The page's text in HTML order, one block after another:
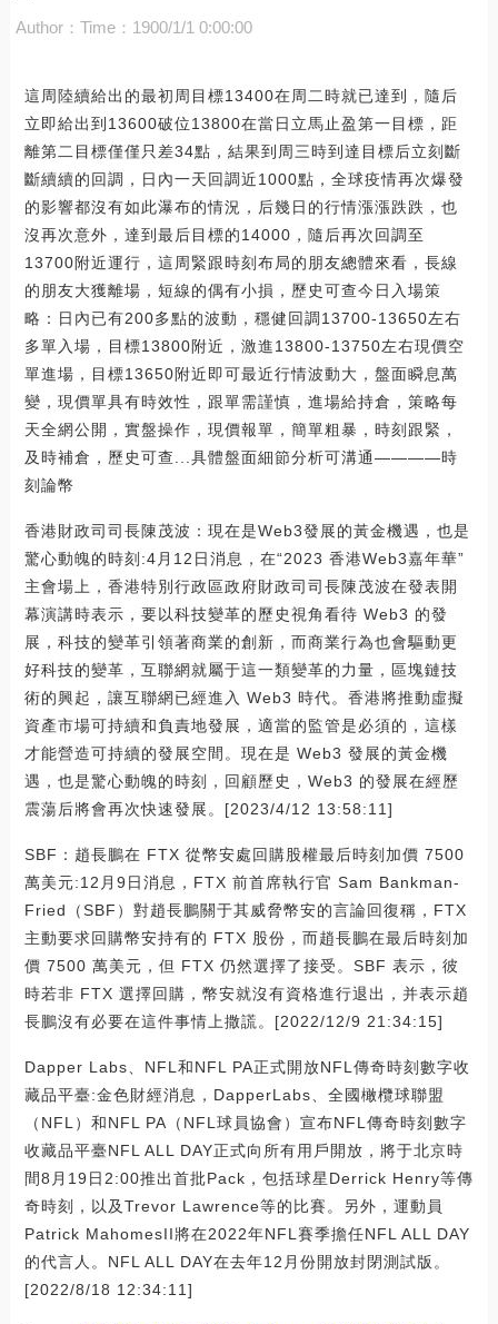
Author： Time：1900/1/1 0:00:00
這周陸續給出的最初周目標13400在周二時就已達到，隨后
立即給出到13600破位13800在當日立馬止盈第一目標，距
離第二目標僅僅只差34點，結果到周三時到達目標后立刻斷
斷續續的回調，日內一天回調近1000點，全球疫情再次爆發
的影響都沒有如此瀑布的情況，后幾日的行情漲漲跌跌，也
沒再次意外，達到最后目標的14000，隨后再次回調至
13700附近運行，這周緊跟時刻布局的朋友總體來看，長線
的朋友大獲離場，短線的偶有小損，歷史可查今日入場策
略：日內已有200多點的波動，穩健回調13700-13650左右
多單入場，目標13800附近，激進13800-13750左右現價空
單進場，目標13650附近即可最近行情波動大，盤面瞬息萬
變，現價單具有時效性，跟單需謹慎，進場給持倉，策略每
天全網公開，實盤操作，現價報單，簡單粗暴，時刻跟緊，
及時補倉，歷史可查...具體盤面細節分析可溝通————時
刻論幣
香港財政司司長陳茂波：現在是Web3發展的黃金機遇，也是
驚心動魄的時刻:4月12日消息，在“2023 香港Web3嘉年華”
主會場上，香港特別行政區政府財政司司長陳茂波在發表開
幕演講時表示，要以科技變革的歷史視角看待 Web3 的發
展，科技的變革引領著商業的創新，而商業行為也會驅動更
好科技的變革，互聯網就屬于這一類變革的力量，區塊鏈技
術的興起，讓互聯網已經進入 Web3 時代。香港將推動虛擬
資產市場可持續和負責地發展，適當的監管是必須的，這樣
才能營造可持續的發展空間。現在是 Web3 發展的黃金機
遇，也是驚心動魄的時刻，回顧歷史，Web3 的發展在經歷
震蕩后將會再次快速發展。[2023/4/12 13:58:11]
SBF：趙長鵬在 FTX 從幣安處回購股權最后時刻加價 7500
萬美元:12月9日消息，FTX 前首席執行官 Sam Bankman-
Fried（SBF）對趙長鵬關于其威脅幣安的言論回復稱，FTX
主動要求回購幣安持有的 FTX 股份，而趙長鵬在最后時刻加
價 7500 萬美元，但 FTX 仍然選擇了接受。SBF 表示，彼
時若非 FTX 選擇回購，幣安就沒有資格進行退出，并表示趙
長鵬沒有必要在這件事情上撒謊。[2022/12/9 21:34:15]
Dapper Labs、NFL和NFL PA正式開放NFL傳奇時刻數字收
藏品平臺:金色財經消息，DapperLabs、全國橄欖球聯盟
（NFL）和NFL PA（NFL球員協會）宣布NFL傳奇時刻數字
收藏品平臺NFL ALL DAY正式向所有用戶開放，將于北京時
間8月19日2:00推出首批Pack，包括球星Derrick Henry等傳
奇時刻，以及Trevor Lawrence等的比賽。另外，運動員
Patrick MahomesII將在2022年NFL賽季擔任NFL ALL DAY
的代言人。NFL ALL DAY在去年12月份開放封閉測試版。
[2022/8/18 12:34:11]